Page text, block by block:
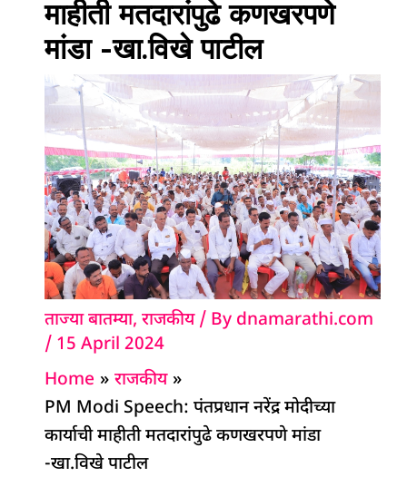
माहीती मतदारांपुढे कणखरपणे
मांडा -खा.विखे पाटील
ताज्या बातम्या,राजकीय/ By dnamarathi.com
/ 15 April 2024
Home
राजकीय
PM Modi Speech: पंतप्रधान नरेंद्र मोदीच्या
कार्याची माहीती मतदारांपुढे कणखरपणे मांडा
-खा.विखे पाटील